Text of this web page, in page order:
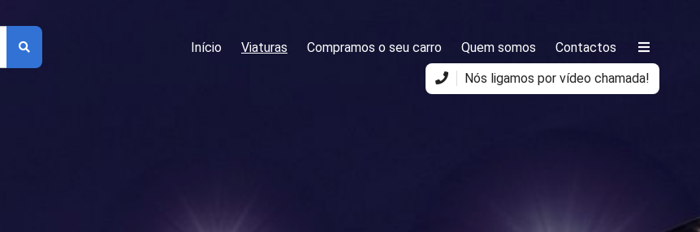
Início Viaturas Compramos o seu carro Quem somos
Contactos
Nós ligamos por vídeo chamada!